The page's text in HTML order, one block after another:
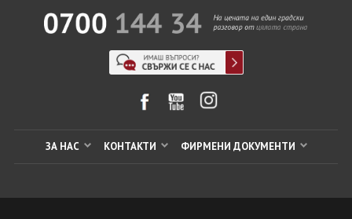
ЗА НАС КОНТАКТИ ФИРМЕНИ ДОКУМЕНТИ